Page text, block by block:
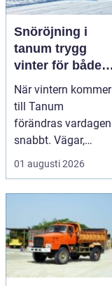
Snöröjning i
tanum trygg
vinter för både
privatpersoner
och företag
När vintern kommer
till Tanum
förändras vardagen
snabbt. Vägar,
uppfarter,
parkeringar och
gångvägar...
01 augusti 2026